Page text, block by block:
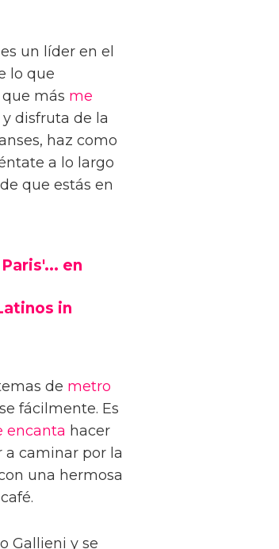
un líder en el
lo que
más me
disfruta de la
haz como
a lo largo
que estás en
en
in
de metro
fácilmente. Es
encanta hacer
a caminar por la
una hermosa
Gallieni y se